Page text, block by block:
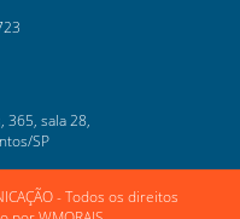
365, sala 28,
SP
- Todos os direitos